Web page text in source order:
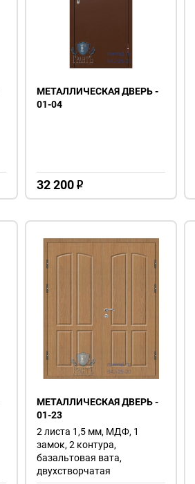
МЕТАЛЛИЧЕСКАЯ ДВЕРЬ -
01-04
32 200 o
МЕТАЛЛИЧЕСКАЯ ДВЕРЬ -
01-23
2 листа 1,5 мм, МДФ, 1
замок, 2 контура,
базальтовая вата,
двухстворчатая